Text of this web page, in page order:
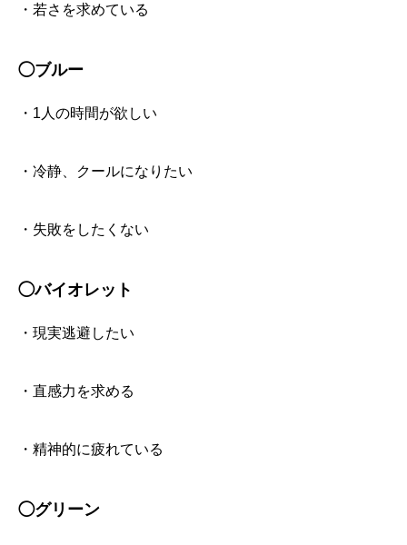
・若さを求めている
◯ブルー
・1人の時間が欲しい
・冷静、クールになりたい
・失敗をしたくない
◯バイオレット
・現実逃避したい
・直感力を求める
・精神的に疲れている
◯グリーン